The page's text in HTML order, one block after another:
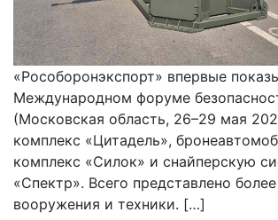
«Рособоронэкспорт» впервые
Международном форуме
(Московская область, 26–29 мая
комплекс «Цитадель»,
комплекс «Силок» и снайперскую
«Спектр». Всего представлено
вооружения и техники. […]